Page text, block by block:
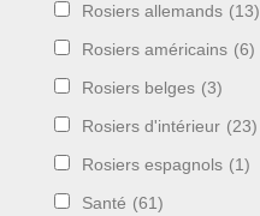
Rosiers allemands (13)
Rosiers américains (6)
Rosiers belges (3)
Rosiers d'intérieur (23)
Rosiers espagnols (1)
Santé (61)